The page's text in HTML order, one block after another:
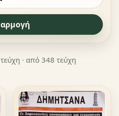
· από 348 τεύχη